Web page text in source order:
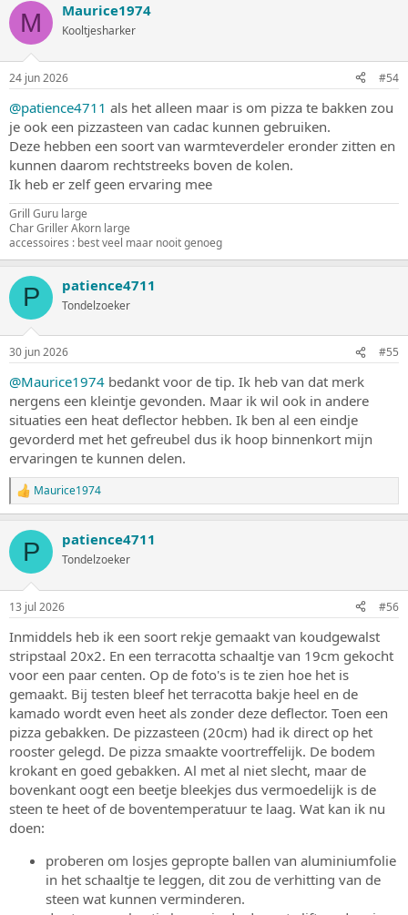
M Maurice1974
Kooltjesharker
24 jun 2026 #54
@patience4711 als het alleen maar is om pizza te bakken zou
je ook een pizzasteen van cadac kunnen gebruiken.
Deze hebben een soort van warmteverdeler eronder zitten en
kunnen daarom rechtstreeks boven de kolen.
Ik heb er zelf geen ervaring mee
Grill Guru large
Char Griller Akorn large
accessoires : best veel maar nooit genoeg
P patience4711
Tondelzoeker
30 jun 2026 #55
@Maurice1974 bedankt voor de tip. Ik heb van dat merk
nergens een kleintje gevonden. Maar ik wil ook in andere
situaties een heat deflector hebben. Ik ben al een eindje
gevorderd met het gefreubel dus ik hoop binnenkort mijn
ervaringen te kunnen delen.
W
a
r
e
n
e
n
:
Maurice1974
P patience4711
Tondelzoeker
13 jul 2026 #56
Inmiddels heb ik een soort rekje gemaakt van koudgewalst
stripstaal 20x2. En een terracotta schaaltje van 19cm gekocht
voor een paar centen. Op de foto's is te zien hoe het is
gemaakt. Bij testen bleef het terracotta bakje heel en de
kamado wordt even heet als zonder deze deflector. Toen een
pizza gebakken. De pizzasteen (20cm) had ik direct op het
rooster gelegd. De pizza smaakte voortreffelijk. De bodem
krokant en goed gebakken. Al met al niet slecht, maar de
bovenkant oogt een beetje bleekjes dus vermoedelijk is de
steen te heet of de boventemperatuur te laag. Wat kan ik nu
doen:
proberen om losjes gepropte ballen van aluminiumfolie
in het schaaltje te leggen, dit zou de verhitting van de
steen wat kunnen verminderen.